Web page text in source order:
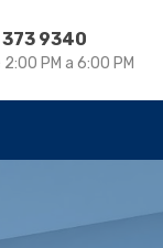
9340
2:00 PM a 6:00 PM